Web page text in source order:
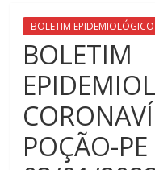
de
Poção
BOLETIM EPIDEMIOLÓGICO
BOLETIM
POÇÃO-